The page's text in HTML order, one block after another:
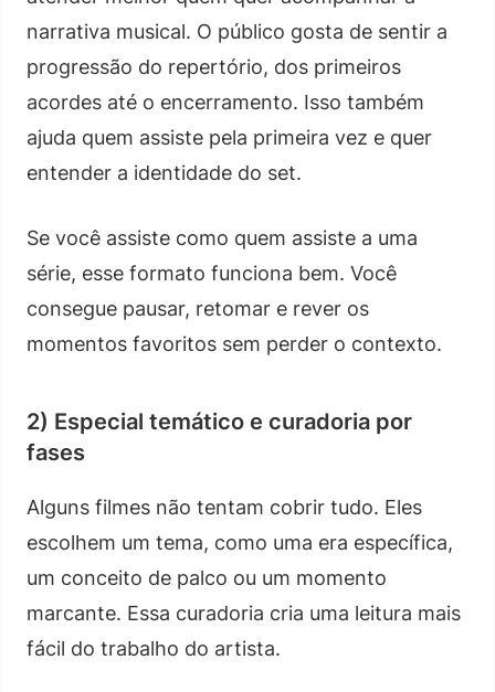
narrativa musical. O público gosta de sentir a
progressão do repertório, dos primeiros
acordes até o encerramento. Isso também
ajuda quem assiste pela primeira vez e quer
entender a identidade do set.
Se você assiste como quem assiste a uma
série, esse formato funciona bem. Você
consegue pausar, retomar e rever os
momentos favoritos sem perder o contexto.
2) Especial temático e curadoria por
fases
Alguns filmes não tentam cobrir tudo. Eles
escolhem um tema, como uma era específica,
um conceito de palco ou um momento
marcante. Essa curadoria cria uma leitura mais
fácil do trabalho do artista.